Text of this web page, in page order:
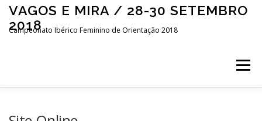
Saltar
para
conteúdo
VAGOS E MIRA / 28-30 SETEMBRO
2018
Campeonato Ibérico Feminino de Orientação 2018
Menu